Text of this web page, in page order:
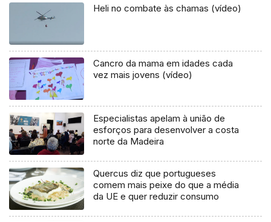
Heli no combate às chamas (vídeo)
Cancro da mama em idades cada
vez mais jovens (vídeo)
Especialistas apelam à união de
esforços para desenvolver a costa
norte da Madeira
Quercus diz que portugueses
comem mais peixe do que a média
da UE e quer reduzir consumo